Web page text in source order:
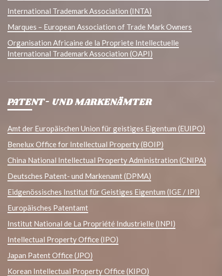
International Trademark Association (INTA)
Marques – European Association of Trade Mark Owners
Organisation Africaine de la Propriete Intellectuelle
International Trademark Association (OAPI)
PATENT- UND MARKENÄMTER
Amt der Europäischen Union für geistiges Eigentum (EUIPO)
Benelux Office for Intellectual Property (BOIP)
China National Intellectual Property Administration (CNIPA)
Deutsches Patent- und Markenamt (DPMA)
Eidgenössisches Institut für Geistiges Eigentum (IGE / IPI)
Europäisches Patentamt
Institut National de La Propriété Industrielle (INPI)
Intellectual Property Office (IPO)
Japan Patent Office (JPO)
Korean Intellectual Property Office (KIPO)